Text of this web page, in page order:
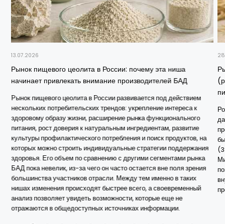
13.07.2026
Рынок пищевого цеолита в России: почему эта ниша
начинает привлекать внимание производителей БАД
Рынок пищевого цеолита в России развивается под действием
нескольких потребительских трендов: укрепление интереса к
здоровому образу жизни, расширение рынка функционального
питания, рост доверия к натуральным ингредиентам, развитие
культуры профилактического потребления и поиск продуктов, на
которых можно строить индивидуальные стратегии поддержания
здоровья. Его объем по сравнению с другими сегментами рынка
БАД пока невелик, из-за чего он часто остается вне поля зрения
большинства участников отрасли. Между тем именно в таких
нишах изменения происходят быстрее всего, а своевременный
анализ позволяет увидеть возможности, которые еще не
отражаются в общедоступных источниках информации.